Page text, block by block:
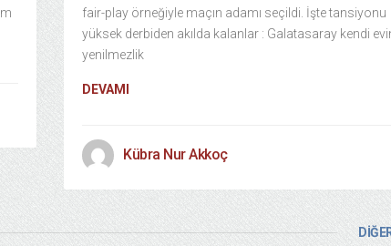
fair-play örneğiyle maçın adamı seçildi. İşte tansiyonu
yüksek derbiden akılda kalanlar : Galatasaray kendi
yenilmezlik
DEVAMI
Kübra Nur Akkoç